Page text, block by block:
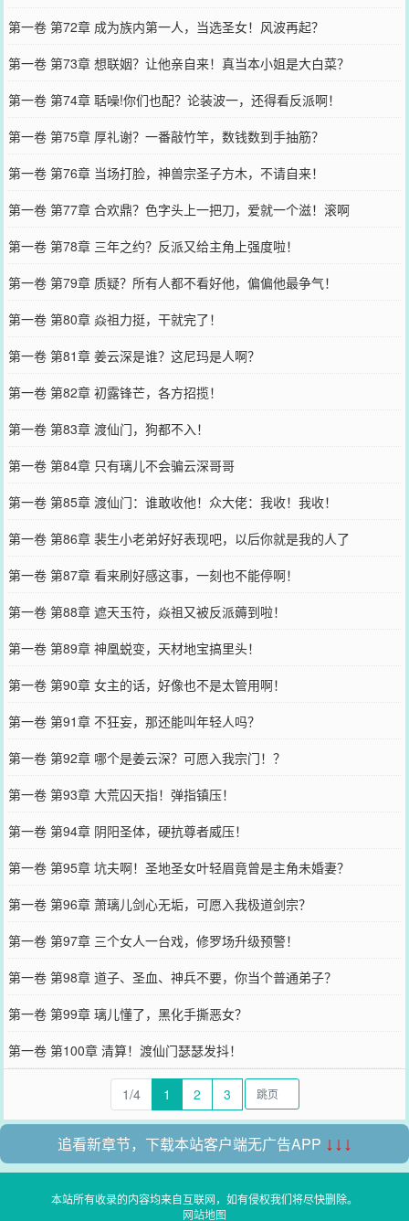
第一卷 第72章 成为族内第一人，当选圣女！风波再起？
第一卷 第73章 想联姻？让他亲自来！真当本小姐是大白菜？
第一卷 第74章 聒噪!你们也配？论装波一，还得看反派啊！
第一卷 第75章 厚礼谢？一番敲竹竿，数钱数到手抽筋？
第一卷 第76章 当场打脸，神兽宗圣子方木，不请自来！
第一卷 第77章 合欢鼎？色字头上一把刀，爱就一个滋！滚啊
第一卷 第78章 三年之约？反派又给主角上强度啦！
第一卷 第79章 质疑？所有人都不看好他，偏偏他最争气！
第一卷 第80章 焱祖力挺，干就完了！
第一卷 第81章 姜云深是谁？这尼玛是人啊？
第一卷 第82章 初露锋芒，各方招揽！
第一卷 第83章 渡仙门，狗都不入！
第一卷 第84章 只有璃儿不会骗云深哥哥
第一卷 第85章 渡仙门：谁敢收他！众大佬：我收！我收！
第一卷 第86章 裴生小老弟好好表现吧，以后你就是我的人了
第一卷 第87章 看来刷好感这事，一刻也不能停啊！
第一卷 第88章 遮天玉符，焱祖又被反派薅到啦！
第一卷 第89章 神凰蜕变，天材地宝搞里头！
第一卷 第90章 女主的话，好像也不是太管用啊！
第一卷 第91章 不狂妄，那还能叫年轻人吗？
第一卷 第92章 哪个是姜云深？可愿入我宗门！？
第一卷 第93章 大荒囚天指！弹指镇压！
第一卷 第94章 阴阳圣体，硬抗尊者威压！
第一卷 第95章 坑夫啊！圣地圣女叶轻眉竟曾是主角未婚妻？
第一卷 第96章 萧璃儿剑心无垢，可愿入我极道剑宗？
第一卷 第97章 三个女人一台戏，修罗场升级预警！
第一卷 第98章 道子、圣血、神兵不要，你当个普通弟子？
第一卷 第99章 璃儿懂了，黑化手撕恶女？
第一卷 第100章 清算！渡仙门瑟瑟发抖！
1/4 1 2 3
追看新章节，下载本站客户端无广告APP ↓↓↓
本站所有收录的内容均来自互联网，如有侵权我们将尽快删除。
网站地图